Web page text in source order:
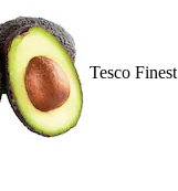
Tesco Finest